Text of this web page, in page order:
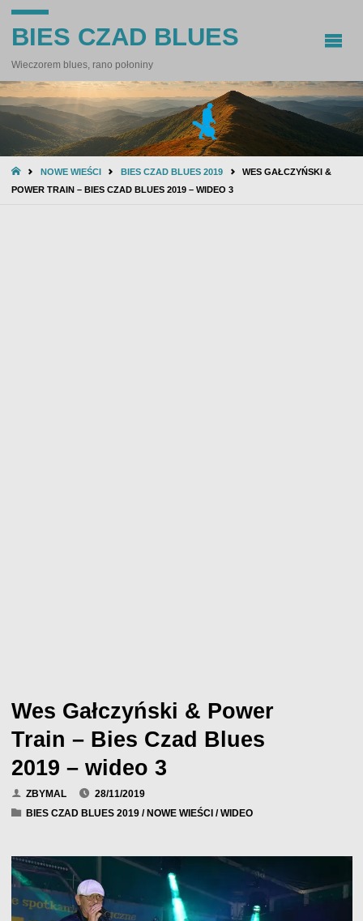
BIES CZAD BLUES
Wieczorem blues, rano połoniny
STRONA
GŁÓWNA
NOWE WIEŚCI BIES CZAD BLUES 2019
WES GAŁCZYŃSKI &
POWER TRAIN – BIES CZAD BLUES 2019 – WIDEO 3
Wes Gałczyński & Power
Train – Bies Czad Blues
2019 – wideo 3
ZBYMAL
28/11/2019
BIES CZAD BLUES 2019 / NOWE WIEŚCI /WIDEO